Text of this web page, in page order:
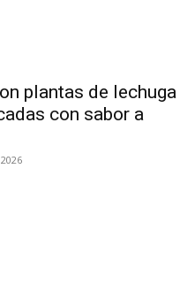
plantas de lechuga
con sabor a